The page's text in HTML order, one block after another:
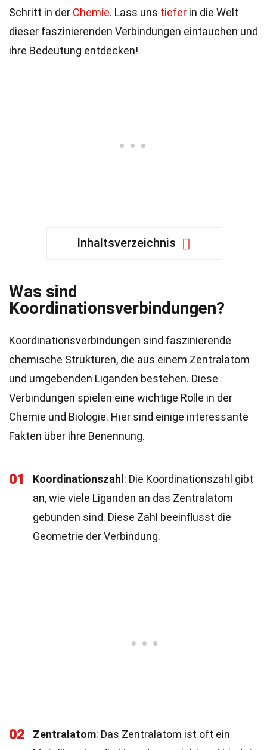
Schritt in der Chemie. Lass uns tiefer in die Welt
dieser faszinierenden Verbindungen eintauchen und
ihre Bedeutung entdecken!
Inhaltsverzeichnis
Was sind
Koordinationsverbindungen?
Koordinationsverbindungen sind faszinierende
chemische Strukturen, die aus einem Zentralatom
und umgebenden Liganden bestehen. Diese
Verbindungen spielen eine wichtige Rolle in der
Chemie und Biologie. Hier sind einige interessante
Fakten über ihre Benennung.
01 Koordinationszahl : Die Koordinationszahl gibt
an, wie viele Liganden an das Zentralatom
gebunden sind. Diese Zahl beeinflusst die
Geometrie der Verbindung.
02 Zentralatom: Das Zentralatom ist oft ein